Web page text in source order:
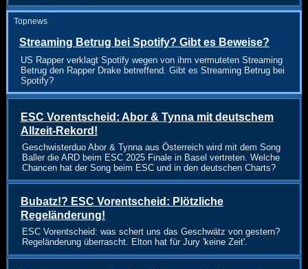
Topnews
Streaming Betrug bei Spotify? Gibt es Beweise?
US Rapper verklagt Spotify wegen von ihm vermuteten Streaming
Betrug den Rapper Drake betreffend. Gibt es Streaming Betrug bei
Spotify?
ESC Vorentscheid: Abor & Tynna mit deutschem
Allzeit-Rekord!
Geschwisterduo Abor & Tynna aus Österreich wird mit dem Song
Baller die ARD beim ESC 2025 Finale in Basel vertreten. Welche
Chancen hat der Song beim ESC und in den deutschen Charts?
Bubatz!? ESC Vorentscheid: Plötzliche
Regeländerung!
ESC Vorentscheid: was schert uns das Geschwätz von gestern?
Regeländerung überrascht. Elton hat für Jury 'keine Zeit'.